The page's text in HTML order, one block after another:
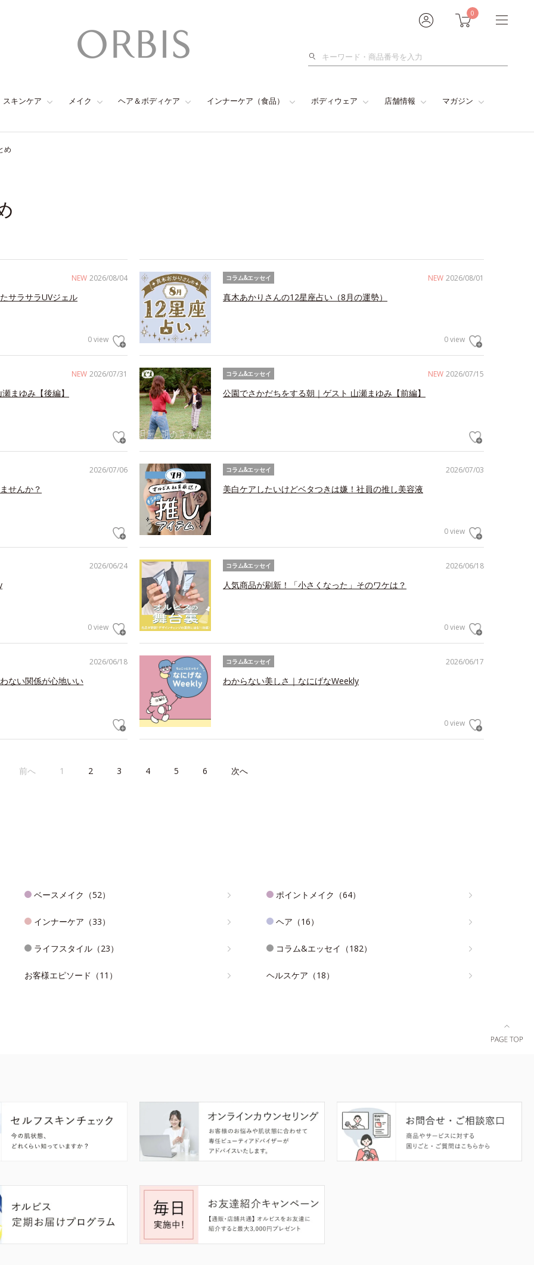
0
検
スキンケア メイク ヘア＆ボディケア インナーケア（食品） ボディウェア 店舗情報 マガジン
め
NEW 2026/08/04
サラサラUVジェル
0 view
NEW 2026/08/01
コラム&エッセイ
真木あかりさんの12星座占い（8月の運勢）
0 view
NEW 2026/07/31
まゆみ【後編】
NEW 2026/07/15
コラム&エッセイ
公園でさかだちをする朝｜ゲスト 山瀬まゆみ【前編】
2026/07/06
せんか？
2026/07/03
コラム&エッセイ
美白ケアしたいけどベタつきは嫌！社員の推し美容液
0 view
2026/06/24
0 view
2026/06/18
コラム&エッセイ
人気商品が刷新！「小さくなった」そのワケは？
0 view
2026/06/18
ない関係が心地いい
2026/06/17
コラム&エッセイ
わからない美しさ｜なにげなWeekly
0 view
前へ 1 2 3 4 5 6 次へ
ベースメイク（52） ポイントメイク（64）
インナーケア（33） ヘア（16）
ライフスタイル（23） コラム&エッセイ（182）
お客様エピソード（11） ヘルスケア（18）